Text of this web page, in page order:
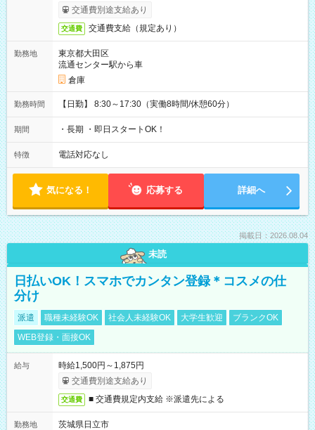
交通費別途支給あり
交通費 交通費支給（規定あり）
勤務地
東京都大田区
流通センター駅から車
倉庫
勤務時間 【日勤】 8:30～17:30（実働8時間/休憩60分）
期間 ・長期 ・即日スタートOK！
特徴 電話対応なし
気になる！ 応募する 詳細へ
掲載日：2026.08.04
未読
日払いOK！スマホでカンタン登録＊コスメの仕
分け
派遣 職種未経験OK 社会人未経験OK 大学生歓迎
ブランクOK
WEB登録・面接OK
給与
時給1,500円～1,875円
交通費別途支給あり
交通費 ■ 交通費規定内支給 ※派遣先による
勤務地
茨城県日立市